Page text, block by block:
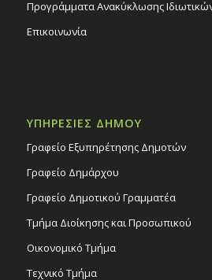
Προγράμματα Ανακύκλωσης
Επικοινωνία
ΥΠΗΡΕΣΙΕΣ ΔΗΜΟΥ
Γραφείο Εξυπηρέτησης Δημοτών
Γραφείο Δημάρχου
Γραφείο Δημοτικού Γραμματέα
Τμήμα Διοίκησης και Προσωπικού
Οικονομικό Τμήμα
Τεχνικό Τμήμα